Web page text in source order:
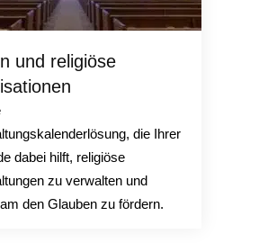
und religiöse
die Ihrer
dabei hilft, religiöse
zu verwalten und
den Glauben zu fördern.